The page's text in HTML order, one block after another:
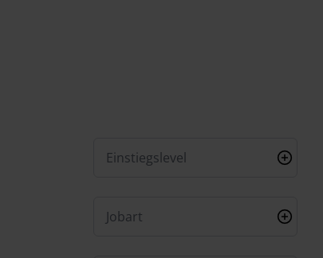
Einstiegslevel
Jobart